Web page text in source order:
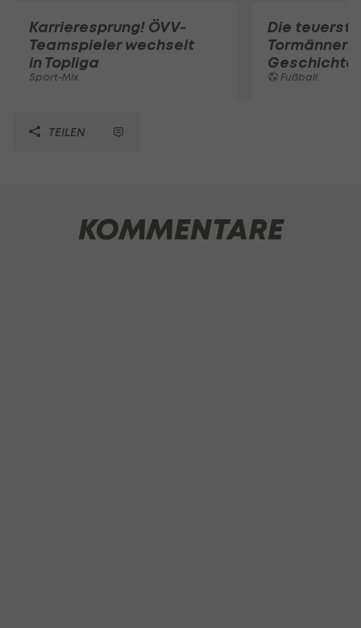
Karrieresprung! ÖVV-
Teamspieler wechselt
in Topliga
Sport-Mix
Die
Tormänner
Geschichte
Fußball
TEILEN
KOMMENTARE